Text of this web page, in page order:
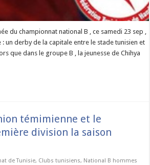
du championnat national B , ce samedi 23 sep ,
un derby de la capitale entre le stade tunisien et
que dans le groupe B , la jeunesse de Chihya
témimienne et le
division la saison
de Tunisie, Clubs tunisiens, National B hommes